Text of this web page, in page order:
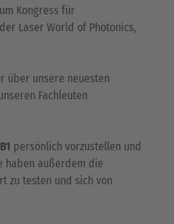
Kongress für
Laser World of Photonics,
über unsere neuesten
Fachleuten
B1 persönlich vorzustellen und
haben außerdem die
zu testen und sich von